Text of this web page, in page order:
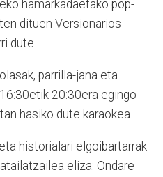
hamarkadaetako pop-
dituen Versionarios
dute.
parrilla-jana eta
20:30era egingo
hasiko dute karaokea.
historialari elgoibartarrak
eliza: Ondare